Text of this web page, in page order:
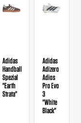
Adidas
Handball
Spezial
"Earth
Strata"
Adidas
Adizero
Adios
Pro Evo
3
"White
Black"